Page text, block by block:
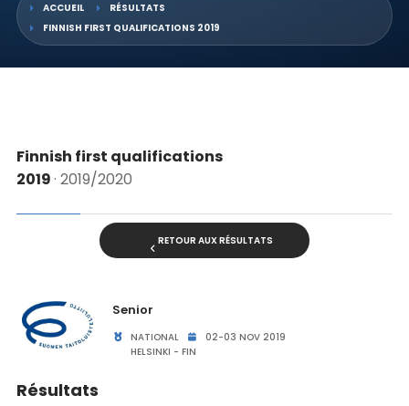
ACCUEIL
RÉSULTATS
FINNISH FIRST QUALIFICATIONS 2019
Finnish first qualifications
2019· 2019/2020
RETOUR AUX RÉSULTATS
Senior
NATIONAL
02-03 NOV 2019
HELSINKI - FIN
Résultats